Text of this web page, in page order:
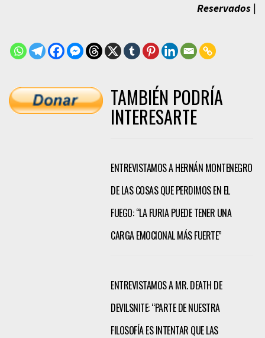
Reservados |
TAMBIÉN PODRÍA
INTERESARTE
ENTREVISTAMOS A HERNÁN MONTENEGRO
DE LAS COSAS QUE PERDIMOS EN EL
FUEGO: “LA FURIA PUEDE TENER UNA
CARGA EMOCIONAL MÁS FUERTE”
ENTREVISTAMOS A MR. DEATH DE
DEVILSNITE: “PARTE DE NUESTRA
FILOSOFÍA ES INTENTAR QUE LAS